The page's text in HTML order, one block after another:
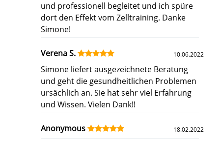
und professionell begleitet und ich spüre
dort den Effekt vom Zelltraining. Danke
Simone!
Verena S. 10.06.2022
Simone liefert ausgezeichnete Beratung
und geht die gesundheitlichen Problemen
ursächlich an. Sie hat sehr viel Erfahrung
und Wissen. Vielen Dank!!
Anonymous 18.02.2022